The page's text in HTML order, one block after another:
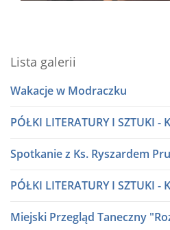
Lista galerii
Wakacje w Modraczku
Spotkanie z Ks. Ryszardem